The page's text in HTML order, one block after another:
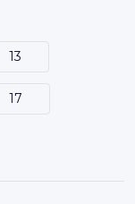
13
17